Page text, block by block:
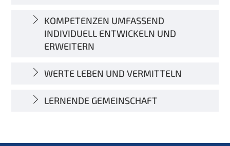
KOMPETENZEN UMFASSEND
INDIVIDUELL ENTWICKELN UND
ERWEITERN
WERTE LEBEN UND VERMITTELN
LERNENDE GEMEINSCHAFT